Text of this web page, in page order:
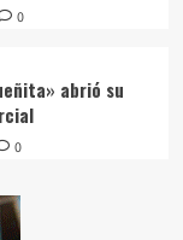
0
abrió su
0